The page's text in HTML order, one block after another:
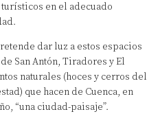
en el adecuado
dar luz a estos espacios
San Antón, Tiradores y El
naturales (hoces y cerros del
que hacen de Cuenca, en
“una ciudad-paisaje”.